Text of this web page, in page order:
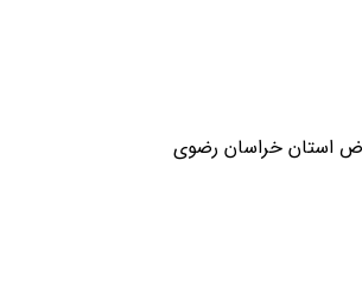
استان خراسان رضوی